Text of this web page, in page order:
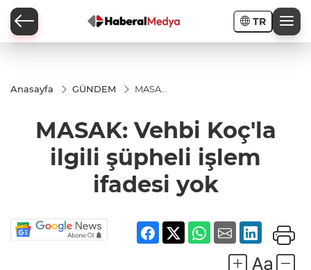
TR
Anasayfa GÜNDEM
MASAK:
ilgili
şüpheli
ifadesi
yok
MASAK: Vehbi Koç'la
ilgili şüpheli işlem
ifadesi yok